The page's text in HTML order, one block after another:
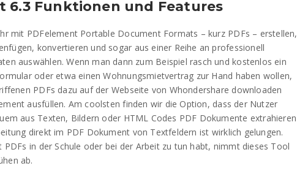
6.3 Funktionen und Features
mit PDFelement Portable Document Formats – kurz PDFs – erstellen,
konvertieren und sogar aus einer Reihe an professionell
auswählen. Wenn man dann zum Beispiel rasch und kostenlos ein
oder etwa einen Wohnungsmietvertrag zur Hand haben wollen,
PDFs dazu auf der Webseite von Whondershare downloaden
ausfüllen. Am coolsten finden wir die Option, dass der Nutzer
aus Texten, Bildern oder HTML Codes PDF Dokumente extrahieren
direkt im PDF Dokument von Textfeldern ist wirklich gelungen.
PDFs in der Schule oder bei der Arbeit zu tun habt, nimmt dieses Tool
ab.